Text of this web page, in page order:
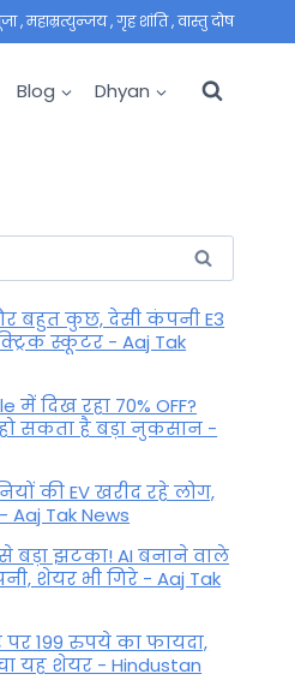
, महाम्रत्युन्जय , गृह शांति , वास्तु दोष
Blog Dhyan
बहुत कुछ, देसी कंपनी E3
स्कूटर - Aaj Tak
में दिख रहा 70% OFF?
सकता है बड़ा नुकसान -
की EV खरीद रहे लोग,
Aaj Tak News
बड़ा झटका! AI बनाने वाले
शेयर भी गिरे - Aaj Tak
199 रुपये का फायदा,
यह शेयर - Hindustan